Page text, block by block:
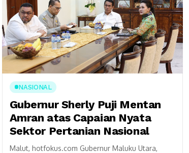
NASIONAL
Gubernur Sherly Puji Mentan
Amran atas Capaian Nyata
Sektor Pertanian Nasional
Malut, hotfokus.com Gubernur Maluku Utara,